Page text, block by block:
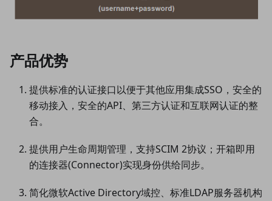
产品优势
提供标准的认证接口以便于其他应用集成SSO，安全的
移动接入，安全的API、第三方认证和互联网认证的整
合。
提供用户生命周期管理，支持SCIM 2协议；开箱即用
的连接器(Connector)实现身份供给同步。
简化微软Active Directory域控、标准LDAP服务器机构